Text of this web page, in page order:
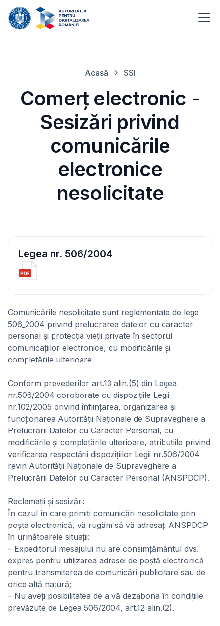
Acasă SSI
Comerț electronic -
Sesizări privind
comunicările
electronice
nesolicitate
Legea nr. 506/2004
Comunicările nesolicitate sunt reglementate de lege
506_2004 privind prelucrarea datelor cu caracter
personal şi protecţia vieţii private în sectorul
comunicaţiilor electronice, cu modificările şi
completările ulterioare.
Conform prevederilor art.13 alin.(5) din Legea
nr.506/2004 coroborate cu dispoziţiile Legii
nr.102/2005 privind înfiinţarea, organizarea şi
funcţionarea Autorităţii Naţionale de Supraveghere a
Prelucrării Datelor cu Caracter Personal, cu
modificările şi completările ulterioare, atribuţiile privind
verificarea respectării dispoziţiilor Legii nr.506/2004
revin Autorităţii Naţionale de Supraveghere a
Prelucrării Datelor cu Caracter Personal (ANSPDCP).
Reclamaţii şi sesizări:
În cazul în care primiţi comunicări nesolicitate prin
poşta electronică, vă rugăm să vă adresaţi ANSPDCP
în următoarele situaţii:
– Expeditorul mesajului nu are consimţământul dvs.
expres pentru utilizarea adresei de poştă electronică
pentru transmiterea de comunicări publicitare sau de
orice altă natură;
– Nu aveţi posibilitatea de a vă dezabona în condiţiile
prevăzute de Legea 506/2004, art.12 alin.(2).